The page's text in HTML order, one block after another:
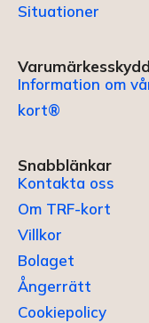
Situationer
Varumärkesskydd
Information om
kort®
Snabblänkar
Kontakta oss
Om TRF-kort
Villkor
Bolaget
Ångerrätt
Cookiepolicy